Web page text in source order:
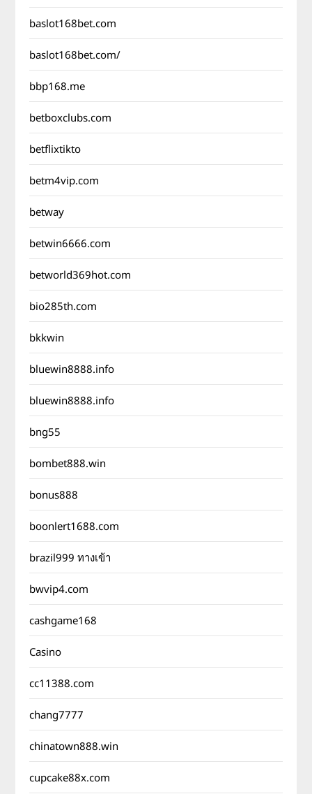
baslot168bet.com
baslot168bet.com/
bbp168.me
betboxclubs.com
betflixtikto
betm4vip.com
betway
betwin6666.com
betworld369hot.com
bio285th.com
bkkwin
bluewin8888.info
bluewin8888.info
bng55
bombet888.win
bonus888
boonlert1688.com
brazil999 ทางเข้า
bwvip4.com
cashgame168
Casino
cc11388.com
chang7777
chinatown888.win
cupcake88x.com